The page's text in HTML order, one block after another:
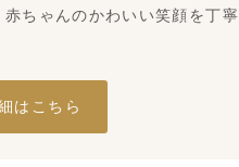
ちゃんのかわいい笑顔を丁
はこちら